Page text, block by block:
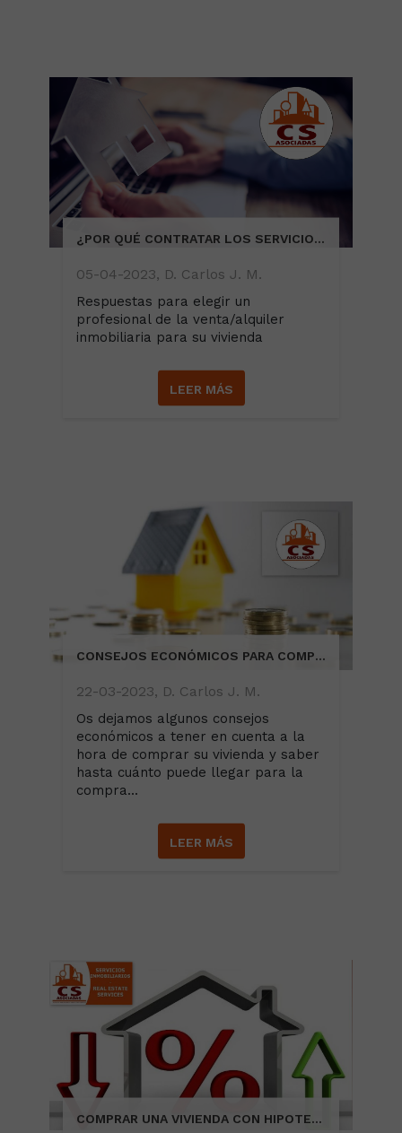
¿POR QUÉ CONTRATAR LOS SERVICIOS DE UN PROFESIONAL INMOBILIARIO?
05-04-2023, D. Carlos J. M.
Respuestas para elegir un
profesional de la venta/alquiler
inmobiliaria para su vivienda
LEER MÁS
CONSEJOS ECONÓMICOS PARA COMPRAR UNA VIVIENDA
22-03-2023, D. Carlos J. M.
Os dejamos algunos consejos
económicos a tener en cuenta a la
hora de comprar su vivienda y saber
hasta cuánto puede llegar para la
compra...
LEER MÁS
COMPRAR UNA VIVIENDA CON HIPOTECA